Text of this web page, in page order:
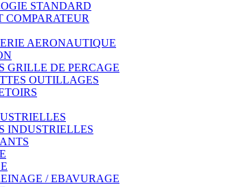
STANDARD
COMPARATEUR
AERONAUTIQUE
GRILLE DE PERCAGE
OUTILLAGES
INDUSTRIELLES
/ EBAVURAGE